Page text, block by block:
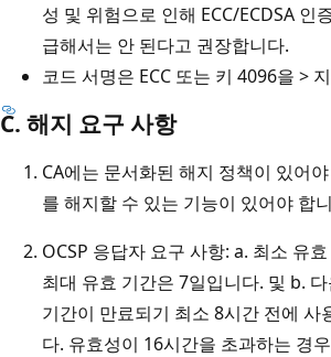
성 및 위험으로 인해 ECC/ECDSA 인
급해서는 안 된다고 권장합니다.
코드 서명은 ECC 또는 키 4096을 >
C. 해지 요구 사항
CA에는 문서화된 해지 정책이 있어
를 해지할 수 있는 기능이 있어야 합
OCSP 응답자 요구 사항: a. 최소 유
최대 유효 기간은 7일입니다. 및 b.
기간이 만료되기 최소 8시간 전에 사
다. 유효성이 16시간을 초과하는 경